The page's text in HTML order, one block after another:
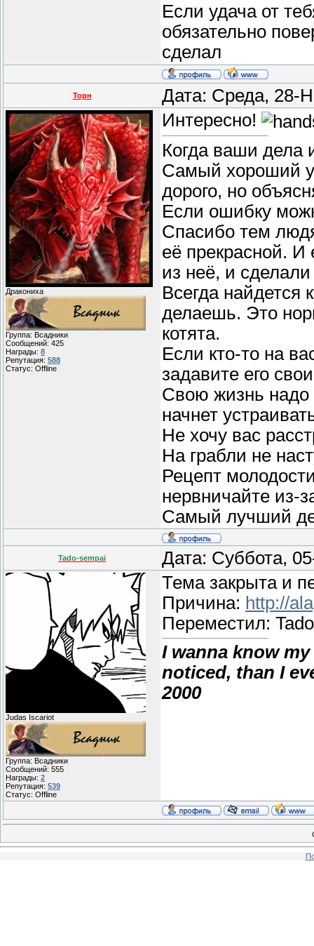
Если удача от
обязательно
сделал
Торн Дата: Среда, 28-
Дракониха
Группа: Всадники
Сообщений: 425
Награды: 8
Репутация: 588
Статус: Offline
Интересно!
Когда ваши дела
Самый хороший
дорого, но
Если ошибку
Спасибо тем
её прекрасной.
из неё, и
Всегда найдется
делаешь. Это
котята.
Если кто-то на
задавите его
Свою жизнь надо
начнет
Не хочу вас
На грабли не
Рецепт
нервничайте из-
Самый лучший
Tado-sempai Дата: Суббота,
Judas Iscariot
Группа: Всадники
Сообщений: 555
Награды: 2
Репутация: 539
Статус: Offline
Тема закрыта и
Причина: http://
Переместил:
I wanna know
noticed, than I
2000